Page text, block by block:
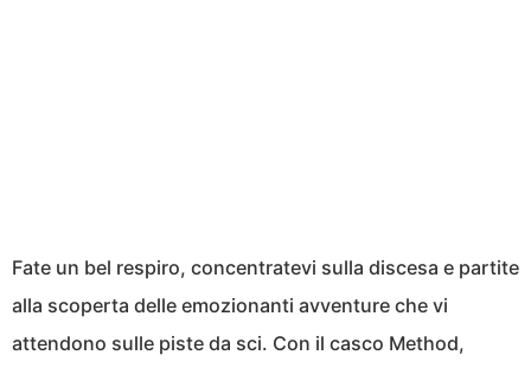
Fate un bel respiro, concentratevi sulla discesa e partite
alla scoperta delle emozionanti avventure che vi
attendono sulle piste da sci. Con il casco Method,